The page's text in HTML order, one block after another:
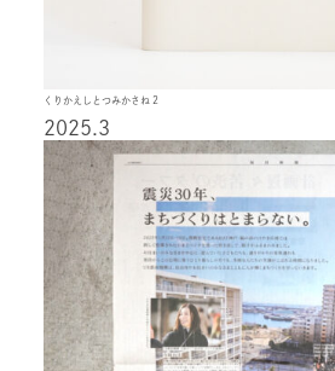
くりかえしとつみかさね 2
2025.3